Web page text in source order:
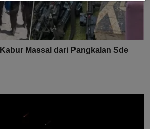
Massal dari Pangkalan Sde